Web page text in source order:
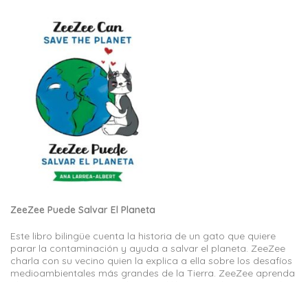
ZeeZee Puede Salvar El Planeta
Este libro bilingüe cuenta la historia de un gato que quiere
parar la contaminación y ayuda a salvar el planeta. ZeeZee
charla con su vecino quien la explica a ella sobre los desafíos
medioambientales más grandes de la Tierra. ZeeZee aprenda